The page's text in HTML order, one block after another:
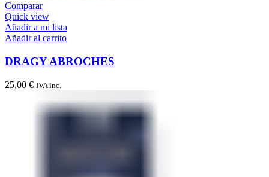
Comparar
Quick view
Añadir a mi lista
Añadir al carrito
DRAGY ABROCHES
25,00 € IVA inc.